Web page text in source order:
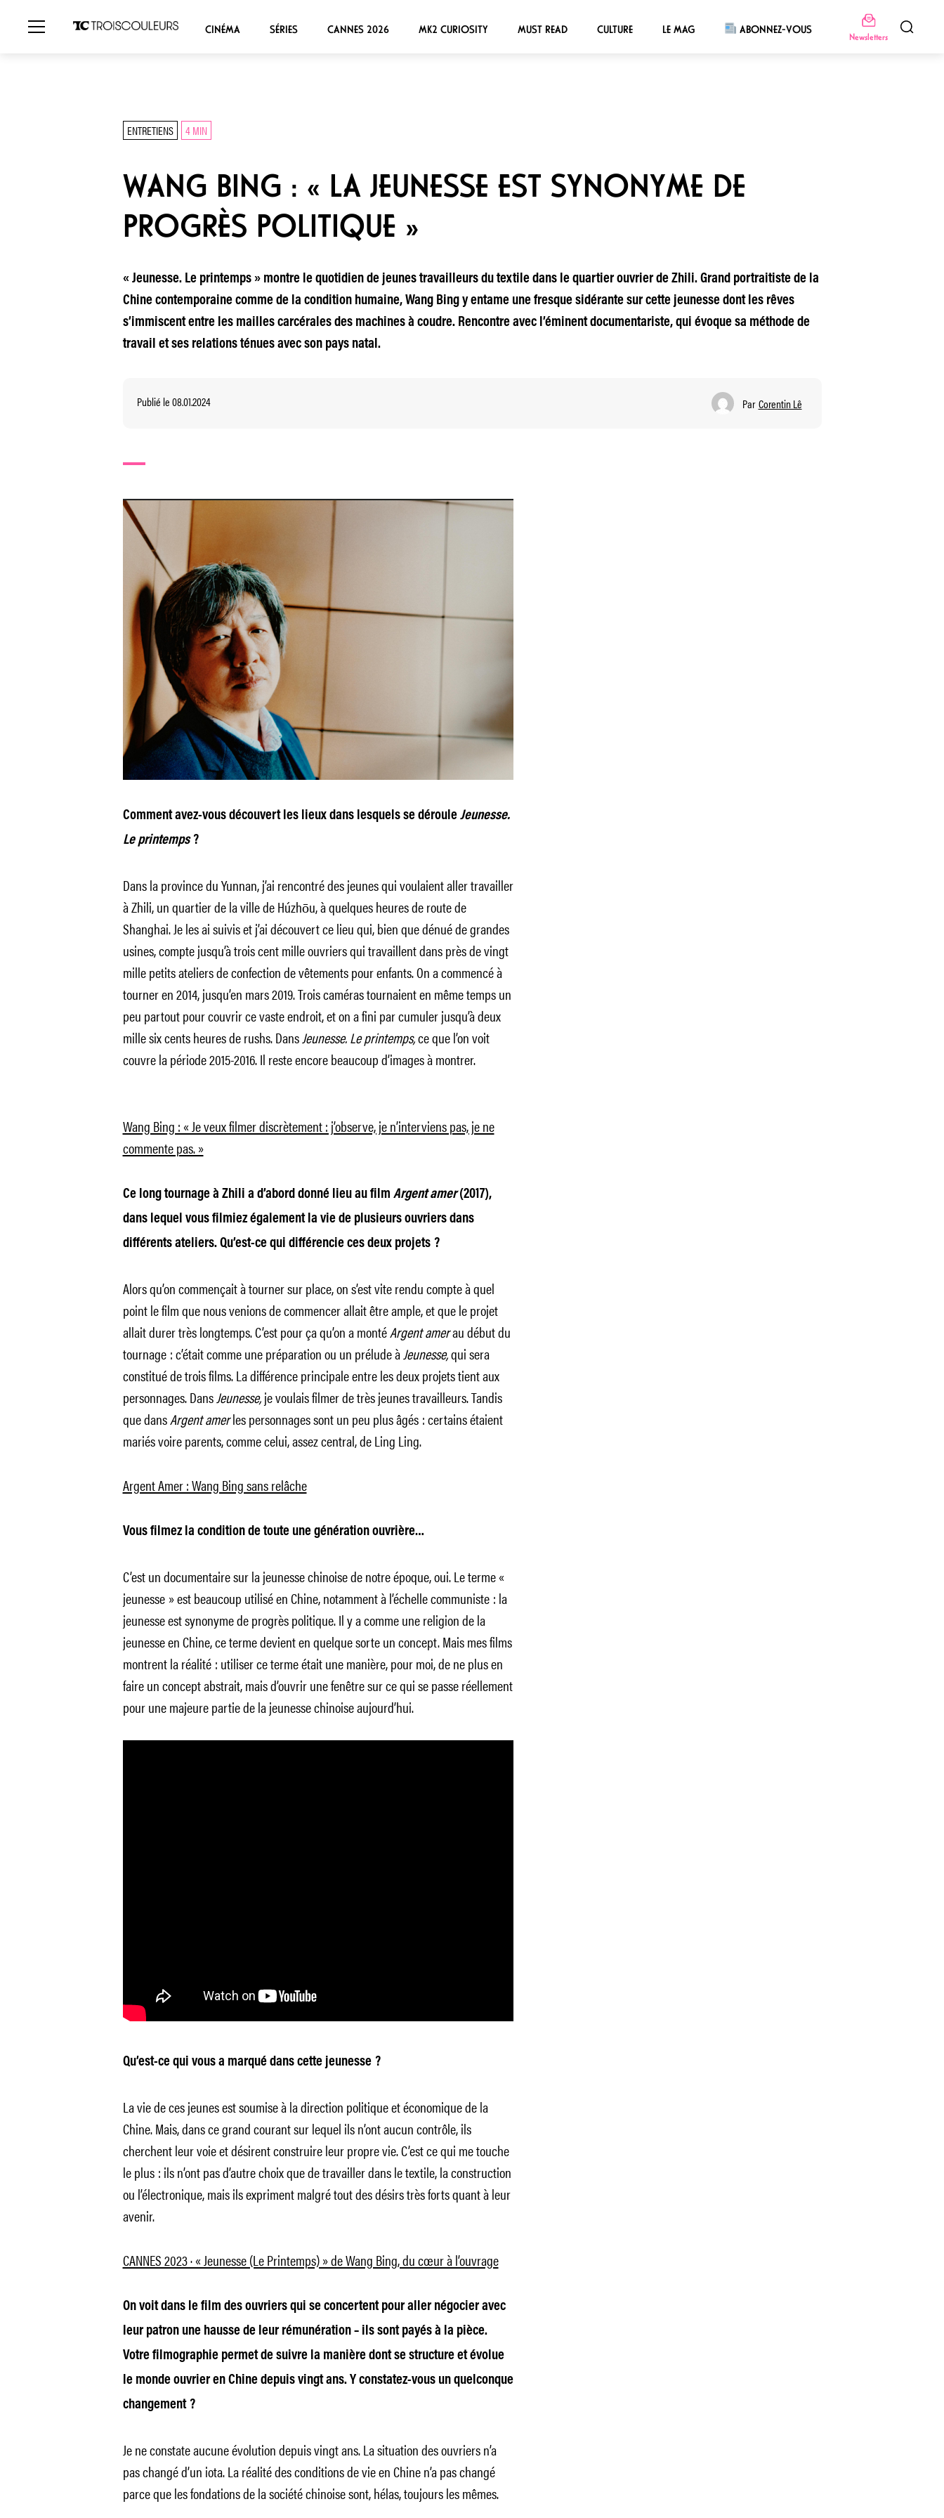
CINÉMA SÉRIES CANNES 2026 MK2 CURIOSITY MUST READ CULTURE LE MAG ABONNEZ-VOUS
Newsletters
ENTRETIENS 4 MIN
WANG BING : « LA JEUNESSE EST SYNONYME DE
PROGRÈS POLITIQUE »
« Jeunesse. Le printemps » montre le quotidien de jeunes travailleurs du textile dans le quartier ouvrier de Zhili. Grand portraitiste de la
Chine contemporaine comme de la condition humaine, Wang Bing y entame une fresque sidérante sur cette jeunesse dont les rêves
s’immiscent entre les mailles carcérales des machines à coudre. Rencontre avec l’éminent documentariste, qui évoque sa méthode de
travail et ses relations ténues avec son pays natal.
Publié le 08.01.2024 Par Corentin Lê
Comment avez-vous découvert les lieux dans lesquels se déroule Jeunesse.
Le printemps?
Dans la province du Yunnan, j’ai rencontré des jeunes qui voulaient aller travailler
à Zhili, un quartier de la ville de Húzhōu, à quelques heures de route de
Shanghai. Je les ai suivis et j’ai découvert ce lieu qui, bien que dénué de grandes
usines, compte jusqu’à trois cent mille ouvriers qui travaillent dans près de vingt
mille petits ateliers de confection de vêtements pour enfants. On a commencé à
tourner en 2014, jusqu’en mars 2019. Trois caméras tournaient en même temps un
peu partout pour couvrir ce vaste endroit, et on a fini par cumuler jusqu’à deux
mille six cents heures de rushs. DansJeunesse. Le printemps,ce que l’on voit
couvre la période 2015-2016. Il reste encore beaucoup d’images à montrer.
Wang Bing : « Je veux filmer discrètement : j’observe, je n’interviens pas, je ne
commente pas. »
Ce long tournage à Zhili a d’abord donné lieu au film Argent amer(2017),
dans lequel vous filmiez également la vie de plusieurs ouvriers dans
différents ateliers. Qu’est-ce qui différencie ces deux projets ?
Alors qu’on commençait à tourner sur place, on s’est vite rendu compte à quel
point le film que nous venions de commencer allait être ample, et que le projet
allait durer très longtemps. C’est pour ça qu’on a montéArgent amerau début du
tournage : c’était comme une préparation ou un prélude àJeunesse,qui sera
constitué de trois films. La différence principale entre les deux projets tient aux
personnages. DansJeunesse,je voulais filmer de très jeunes travailleurs. Tandis
que dansArgent amerles personnages sont un peu plus âgés : certains étaient
mariés voire parents, comme celui, assez central, de Ling Ling.
Argent Amer : Wang Bing sans relâche
Vous filmez la condition de toute une génération ouvrière…
C’est un documentaire sur la jeunesse chinoise de notre époque, oui. Le terme «
jeunesse » est beaucoup utilisé en Chine, notamment à l’échelle communiste : la
jeunesse est synonyme de progrès politique. Il y a comme une religion de la
jeunesse en Chine, ce terme devient en quelque sorte un concept. Mais mes films
montrent la réalité : utiliser ce terme était une manière, pour moi, de ne plus en
faire un concept abstrait, mais d’ouvrir une fenêtre sur ce qui se passe réellement
pour une majeure partie de la jeunesse chinoise aujourd’hui.
Qu’est-ce qui vous a marqué dans cette jeunesse ?
La vie de ces jeunes est soumise à la direction politique et économique de la
Chine. Mais, dans ce grand courant sur lequel ils n’ont aucun contrôle, ils
cherchent leur voie et désirent construire leur propre vie. C’est ce qui me touche
le plus : ils n’ont pas d’autre choix que de travailler dans le textile, la construction
ou l’électronique, mais ils expriment malgré tout des désirs très forts quant à leur
avenir.
CANNES 2023 · « Jeunesse (Le Printemps) » de Wang Bing, du cœur à l’ouvrage
On voit dans le film des ouvriers qui se concertent pour aller négocier avec
leur patron une hausse de leur rémunération – ils sont payés à la pièce.
Votre filmographie permet de suivre la manière dont se structure et évolue
le monde ouvrier en Chine depuis vingt ans. Y constatez-vous un quelconque
changement ?
Je ne constate aucune évolution depuis vingt ans. La situation des ouvriers n’a
pas changé d’un iota. La réalité des conditions de vie en Chine n’a pas changé
parce que les fondations de la société chinoise sont, hélas, toujours les mêmes.